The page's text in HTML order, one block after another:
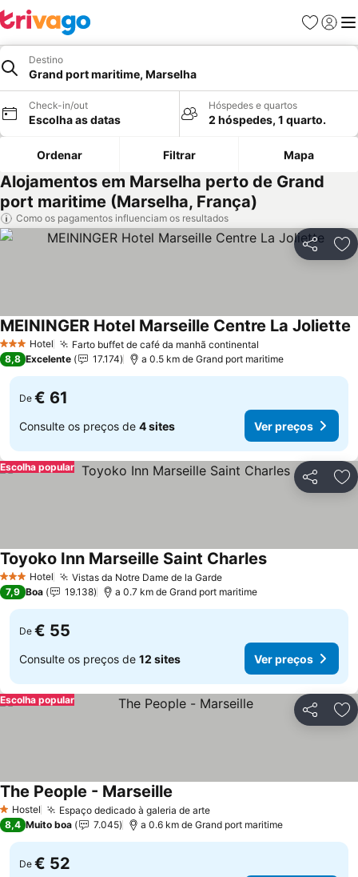
Favoritos
Iniciar
Destino
Grand port maritime, Marselha
Check-in/out
Escolha as datas
Hóspedes e quartos
2 hóspedes, 1 quarto.
Ordenar Filtrar Mapa
Alojamentos em Marselha perto de Grand
port maritime (Marselha, França)
Como os pagamentos influenciam os resultados
Partilhar
3 EstrelasHotel Farto buffet de café da manhã continental
MEININGER Hotel Marseille Centre La Joliette
8,8 Excelente 17.174 a 0.5 km de Grand port maritime
De € 61
Consulte os preços de 4 sites Ver preços
Partilhar
Escolha popular
3 EstrelasHotel Vistas da Notre Dame de la GardeVer preços
Toyoko Inn Marseille Saint CharlesVer preços
7,9 Boa 19.138 a 0.7 km de Grand port maritime
De € 55
Consulte os preços de 12 sites Ver preços
Partilhar
Escolha popular
1 Estrelas
Hostel Espaço dedicado à galeria de arteVer preços
The People - Marseille
8,4 Muito boa 7.045 a 0.6 km de Grand port maritime
De € 52